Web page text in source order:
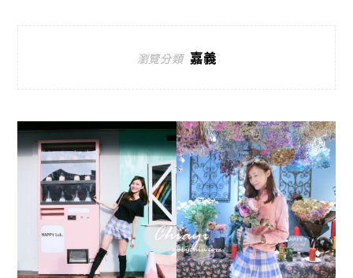
瀏覽分類 嘉義